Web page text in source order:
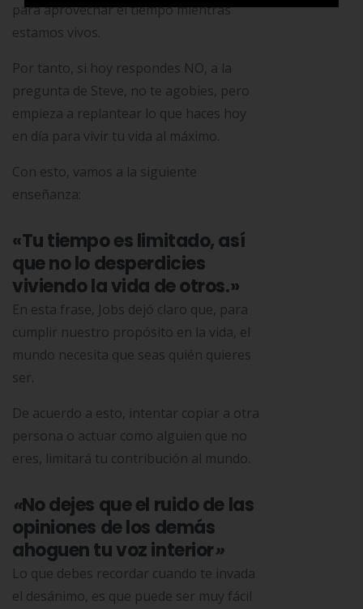
para aprovechar el tiempo mientras
estamos vivos.
Por tanto, si hoy respondes NO, a la
pregunta de Steve, no te agobies, pero
empieza a replantear lo que haces hoy
en día para vivir tu vida al máximo.
Con esto, vamos a la siguiente
enseñanza:
«Tu tiempo es limitado, así
que no lo desperdicies
viviendo la vida de otros.»
En esta frase, Jobs dejó claro que, para
cumplir nuestro propósito en la vida, el
mundo necesita que seas quién quieres
ser.
De acuerdo a esto, intentar copiar a otra
persona o actuar como alguien que no
eres, limitará tu contribución al mundo.
«No dejes que el ruido de las
opiniones de los demás
ahoguen tu voz interior»
Lo que debes recordar cuando te invada
el desánimo, es que puede ser muy fácil